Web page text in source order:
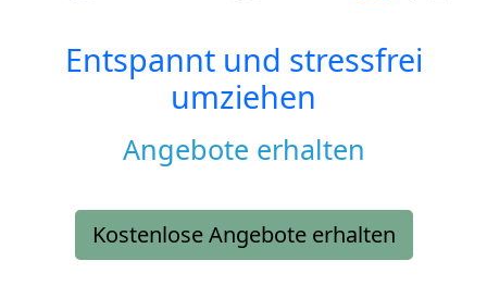
Entspannt und stressfrei
umziehen
Angebote erhalten
Kostenlose Angebote erhalten